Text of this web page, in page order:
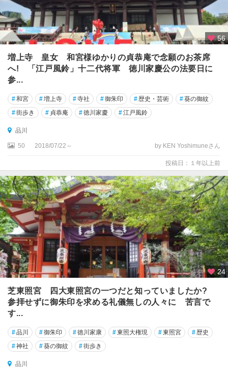
戸
羽
・
大
森
蒲
田
吉
祥
三
鷹
・
府
中
・
多
摩
高
・
八
王
子
・
町
田
56
増上寺 皇女 和宮様ゆかりの貞恭庵で念願のお茶席
へ! 「江戸風鈴」十二代将軍 徳川家慶公の法要日に
参...
#和宮 #増上寺 #寺社 #御朱印 # 歴史・芸術 #葵の御紋
#街歩き # 貞恭庵 #徳川家慶 #江戸風鈴
品川
50 2018/07/22～ by KEN Yoshimuneさん
投稿日：１年以上前
24
芝東照宮 四大東照宮の一つだと知っていましたか?
参拝せずに御朱印を求める礼儀無しの人々に 苦言で
す...
#品川 #御朱印 #徳川家康 #東照大権現 #東照宮 # 歴史
#神社 #葵の御紋 #街歩き
品川